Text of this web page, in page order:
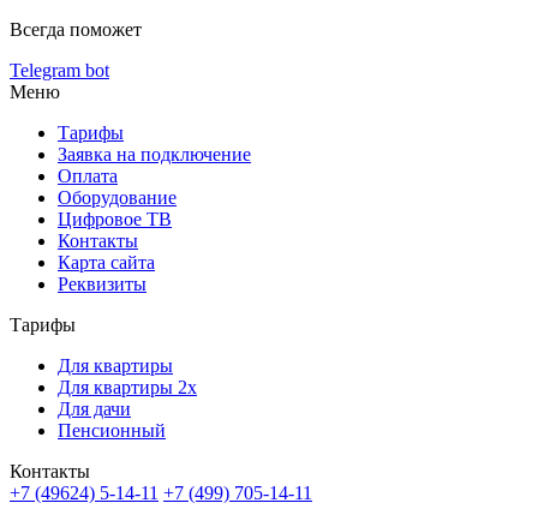
Всегда поможет
Telegram bot
Меню
Тарифы
Заявка на подключение
Оплата
Оборудование
Цифровое ТВ
Контакты
Карта сайта
Реквизиты
Тарифы
Для квартиры
Для квартиры 2х
Для дачи
Пенсионный
Контакты
+7 (49624) 5-14-11 +7 (499) 705-14-11